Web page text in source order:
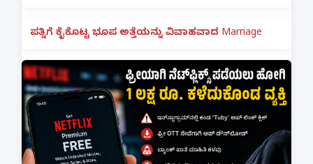
ಪತ್ನಿಗೆ ಕೈಕೊಟ್ಟ ಭೂಪ ಅತ್ತೆಯನ್ನು ವಿವಾಹವಾದ Marriage